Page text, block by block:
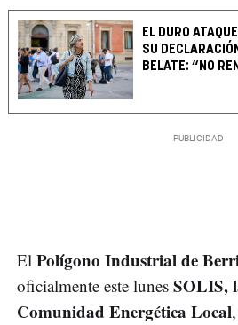
EL DURO
SU
BELATE: “NO
El Polígono Industrial de
oficialmente este lunes SOLIS,
Comunidad Energética Local